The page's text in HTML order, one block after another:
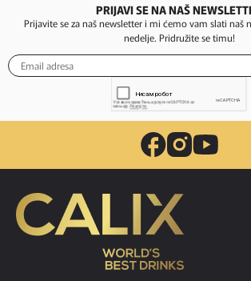
PRIJAVI SE NA NAŠ
Prijavite se za naš newsletter i mi ćemo vam slati naš
nedelje. Pridružite se timu!